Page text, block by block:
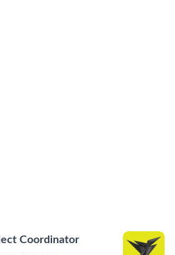
Coordinator